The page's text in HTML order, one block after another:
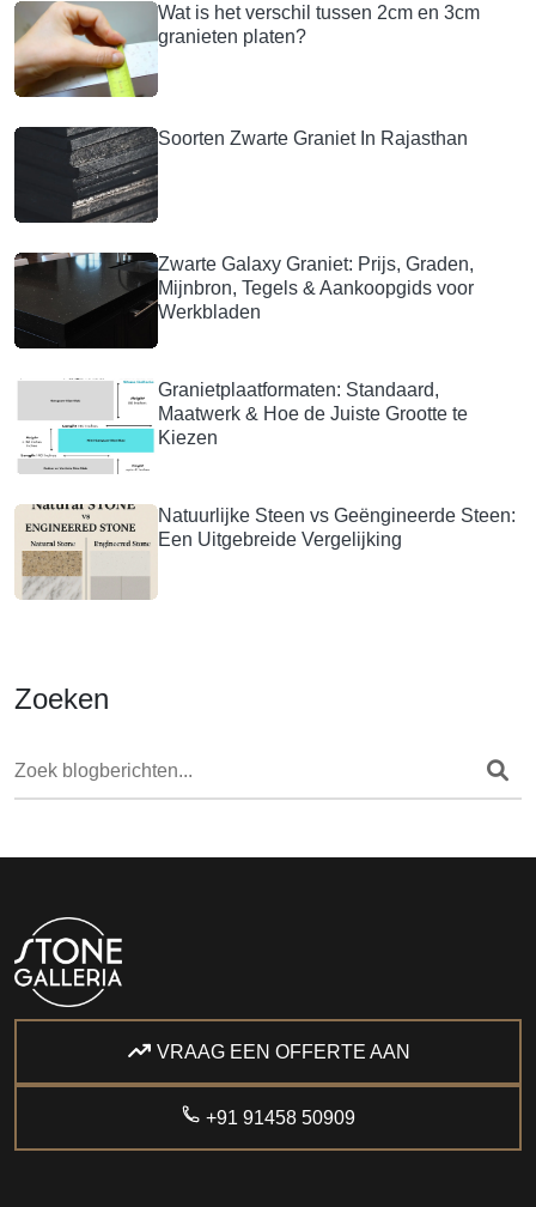
Wat is het verschil tussen 2cm en 3cm
granieten platen?
Soorten Zwarte Graniet In Rajasthan
Zwarte Galaxy Graniet: Prijs, Graden,
Mijnbron, Tegels & Aankoopgids voor
Werkbladen
Granietplaatformaten: Standaard,
Maatwerk & Hoe de Juiste Grootte te
Kiezen
Natuurlijke Steen vs Geëngineerde Steen:
Een Uitgebreide Vergelijking
Zoeken
VRAAG EEN OFFERTE AAN
+91 91458 50909